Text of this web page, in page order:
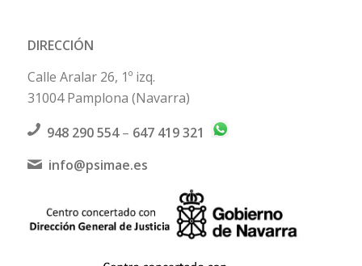
DIRECCIÓN
Calle Aralar 26, 1º izq.
31004 Pamplona (Navarra)
948 290 554– 647 419 321
info@psimae.es